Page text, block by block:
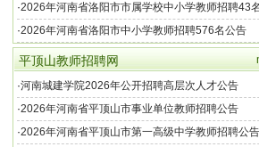
·2026年河南省洛阳市市属学校中小学教师招聘43名
公告
·2026年河南省洛阳市中小学教师招聘576名公告
平顶山教师招聘网
·河南城建学院2026年公开招聘高层次人才公告
·2026年河南省平顶山市事业单位教师招聘公告
·2026年河南省平顶山市第一高级中学教师招聘公告